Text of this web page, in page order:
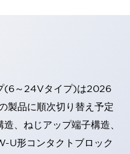
(6～24Vタイプ)は2026
製品に順次切り替え予定
、ねじアップ端子構造、
U形コンタクトブロック